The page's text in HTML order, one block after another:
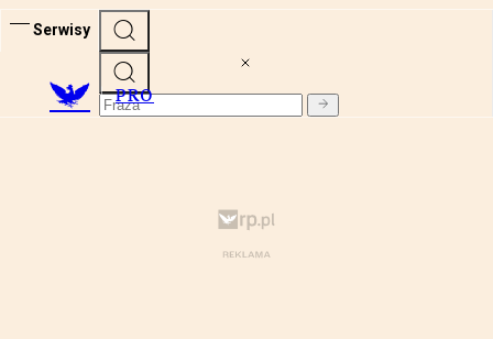
Serwisy
PRO